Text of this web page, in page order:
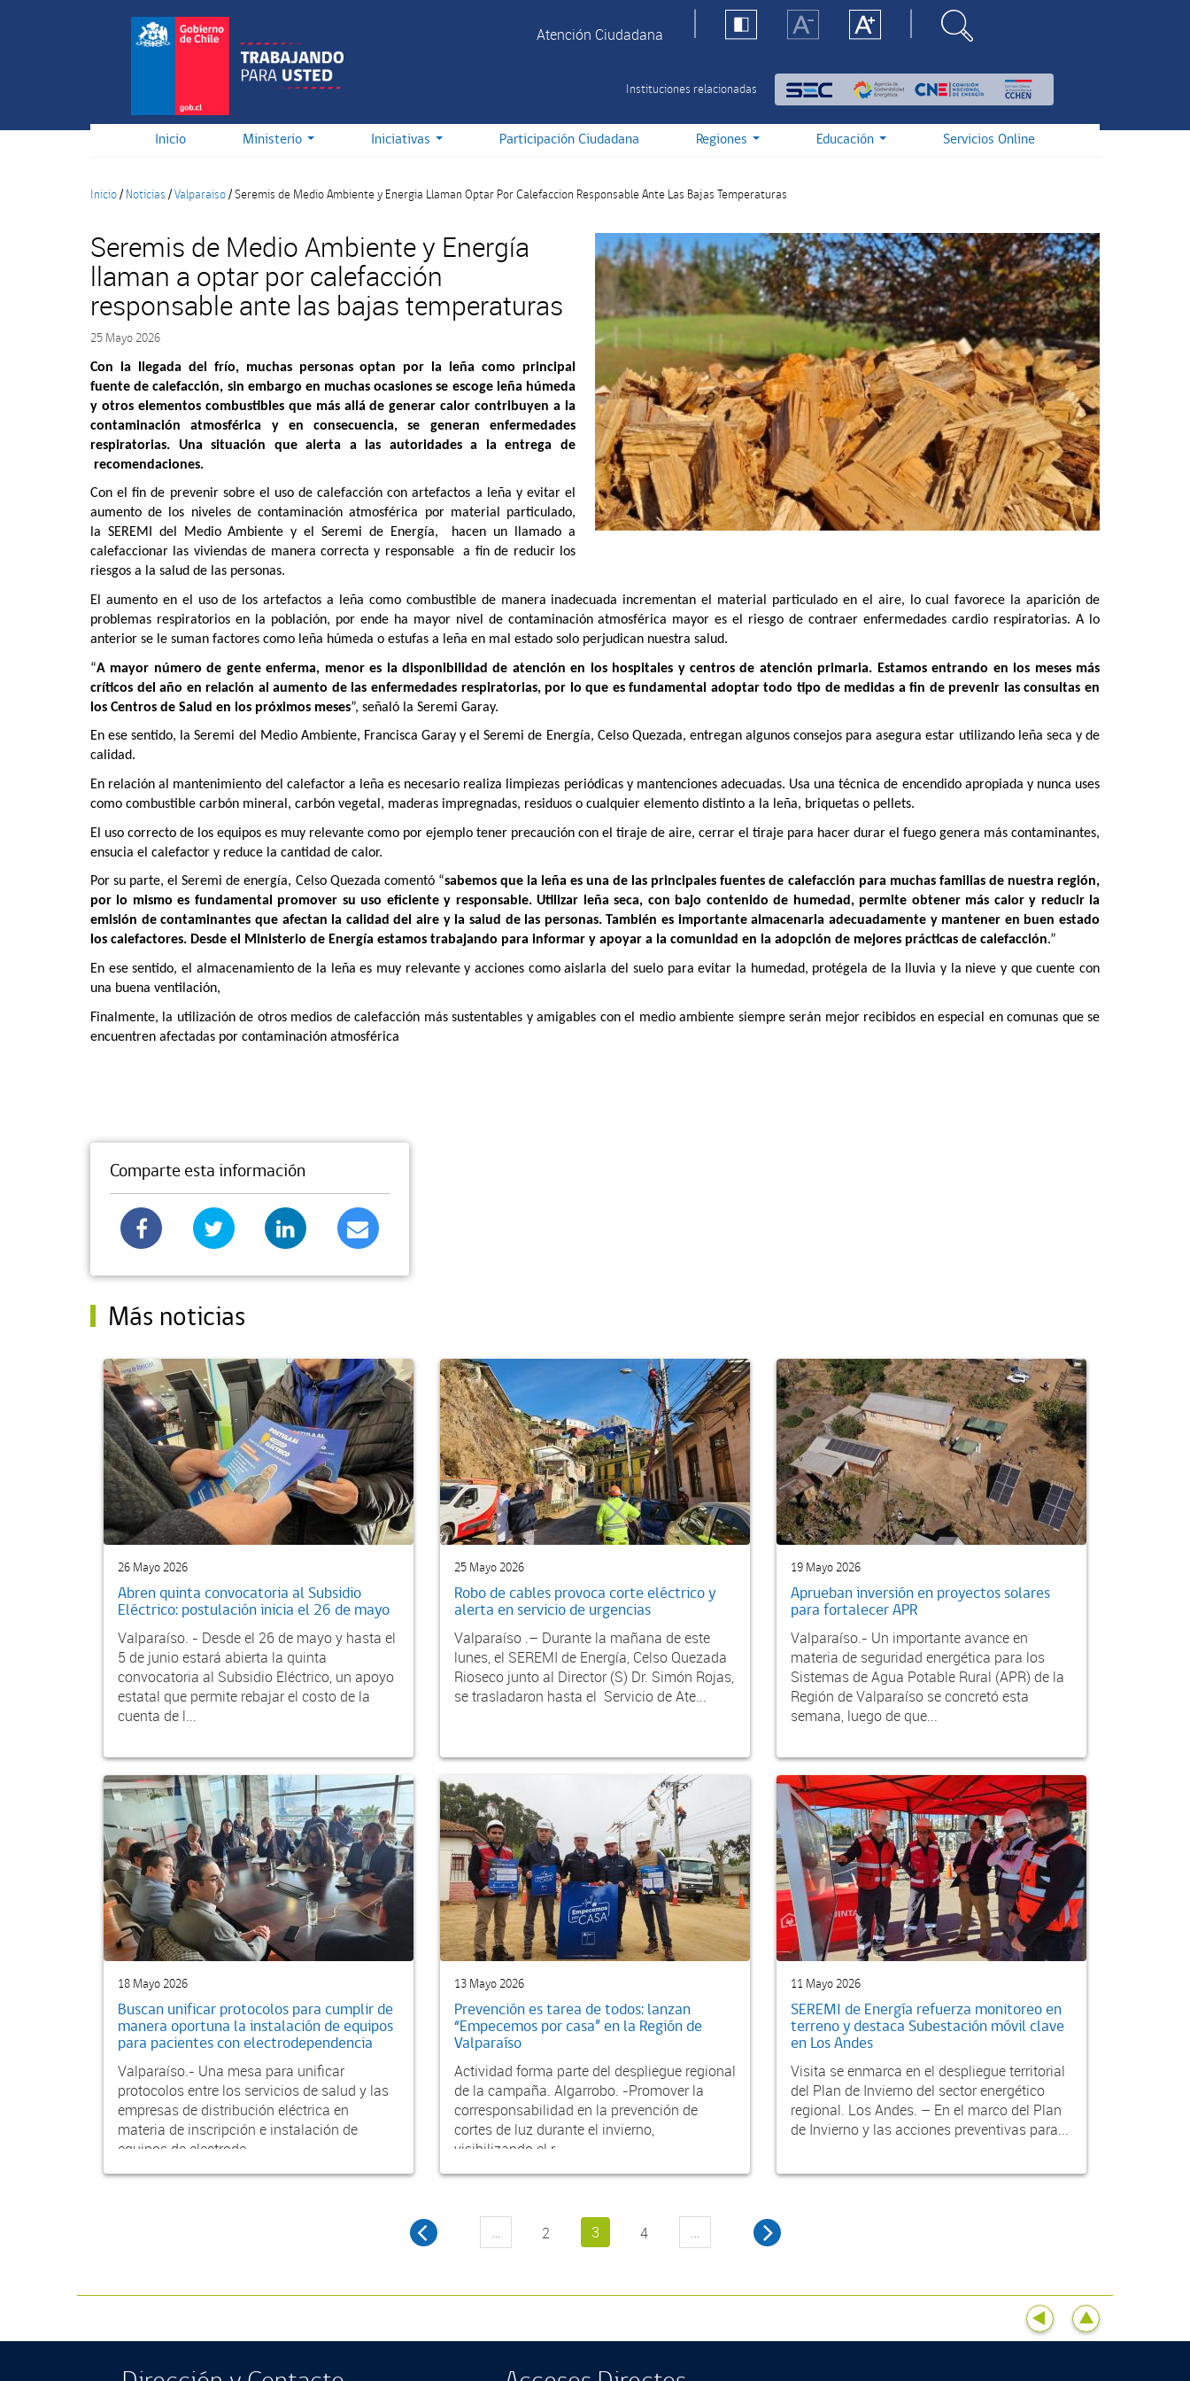
Atención Ciudadana
Instituciones relacionadas
Inicio Ministerio Iniciativas Participación Ciudadana Regiones Educación Servicios Online
Inicio/ Noticias /Valparaiso/Seremis de Medio Ambiente y Energia Llaman Optar Por Calefaccion Responsable Ante Las Bajas Temperaturas
Seremis de Medio Ambiente y Energía
llaman a optar por calefacción
responsable ante las bajas temperaturas
25 Mayo 2026
Con la llegada del frío, muchas personas optan por la leña como principal
fuente de calefacción, sin embargo en muchas ocasiones se escoge leña húmeda
y otros elementos combustibles que más allá de generar calor contribuyen a la
contaminación atmosférica y en consecuencia, se generan enfermedades
respiratorias. Una situación que alerta a las autoridades a la entrega de
recomendaciones.
Con el fin de prevenir sobre el uso de calefacción con artefactos a leña y evitar el
aumento de los niveles de contaminación atmosférica por material particulado,
la SEREMI del Medio Ambiente y el Seremi de Energía, hacen un llamado a
calefaccionar las viviendas de manera correcta y responsable a fin de reducir los
riesgos a la salud de las personas.
El aumento en el uso de los artefactos a leña como combustible de manera inadecuada incrementan el material particulado en el aire, lo cual favorece la aparición de
problemas respiratorios en la población, por ende ha mayor nivel de contaminación atmosférica mayor es el riesgo de contraer enfermedades cardio respiratorias. A lo
anterior se le suman factores como leña húmeda o estufas a leña en mal estado solo perjudican nuestra salud.
“A mayor número de gente enferma, menor es la disponibilidad de atención en los hospitales y centros de atención primaria. Estamos entrando en los meses más
críticos del año en relación al aumento de las enfermedades respiratorias, por lo que es fundamental adoptar todo tipo de medidas a fin de prevenir las consultas en
los Centros de Salud en los próximos meses”, señaló la Seremi Garay.
En ese sentido, la Seremi del Medio Ambiente, Francisca Garay y el Seremi de Energía, Celso Quezada, entregan algunos consejos para asegura estar utilizando leña seca y de
calidad.
En relación al mantenimiento del calefactor a leña es necesario realiza limpiezas periódicas y mantenciones adecuadas. Usa una técnica de encendido apropiada y nunca uses
como combustible carbón mineral, carbón vegetal, maderas impregnadas, residuos o cualquier elemento distinto a la leña, briquetas o pellets.
El uso correcto de los equipos es muy relevante como por ejemplo tener precaución con el tiraje de aire, cerrar el tiraje para hacer durar el fuego genera más contaminantes,
ensucia el calefactor y reduce la cantidad de calor.
Por su parte, el Seremi de energía, Celso Quezada comentó “sabemos que la leña es una de las principales fuentes de calefacción para muchas familias de nuestra región,
por lo mismo es fundamental promover su uso eficiente y responsable. Utilizar leña seca, con bajo contenido de humedad, permite obtener más calor y reducir la
emisión de contaminantes que afectan la calidad del aire y la salud de las personas. También es importante almacenarla adecuadamente y mantener en buen estado
los calefactores. Desde el Ministerio de Energía estamos trabajando para informar y apoyar a la comunidad en la adopción de mejores prácticas de calefacción.”
En ese sentido, el almacenamiento de la leña es muy relevante y acciones como aislarla del suelo para evitar la humedad, protégela de la lluvia y la nieve y que cuente con
una buena ventilación,
Finalmente, la utilización de otros medios de calefacción más sustentables y amigables con el medio ambiente siempre serán mejor recibidos en especial en comunas que se
encuentren afectadas por contaminación atmosférica
Comparte esta información
Más noticias
26 Mayo 2026
Abren quinta convocatoria al Subsidio
Eléctrico: postulación inicia el 26 de mayo
Valparaíso. - Desde el 26 de mayo y hasta el
5 de junio estará abierta la quinta
convocatoria al Subsidio Eléctrico, un apoyo
estatal que permite rebajar el costo de la
cuenta de l...
25 Mayo 2026
Robo de cables provoca corte eléctrico y
alerta en servicio de urgencias
Valparaíso .– Durante la mañana de este
lunes, el SEREMI de Energía, Celso Quezada
Rioseco junto al Director (S) Dr. Simón Rojas,
se trasladaron hasta el Servicio de Ate...
19 Mayo 2026
Aprueban inversión en proyectos solares
para fortalecer APR
Valparaíso.- Un importante avance en
materia de seguridad energética para los
Sistemas de Agua Potable Rural (APR) de la
Región de Valparaíso se concretó esta
semana, luego de que...
18 Mayo 2026
Buscan unificar protocolos para cumplir de
manera oportuna la instalación de equipos
para pacientes con electrodependencia
Valparaíso.- Una mesa para unificar
protocolos entre los servicios de salud y las
empresas de distribución eléctrica en
materia de inscripción e instalación de
equipos de electrode...
13 Mayo 2026
Prevención es tarea de todos: lanzan
“Empecemos por casa” en la Región de
Valparaíso
Actividad forma parte del despliegue regional
de la campaña. Algarrobo. -Promover la
corresponsabilidad en la prevención de
cortes de luz durante el invierno,
visibilizando el r...
11 Mayo 2026
SEREMI de Energía refuerza monitoreo en
terreno y destaca Subestación móvil clave
en Los Andes
Visita se enmarca en el despliegue territorial
del Plan de Invierno del sector energético
regional. Los Andes. – En el marco del Plan
de Invierno y las acciones preventivas para...
… 2 3 4 …